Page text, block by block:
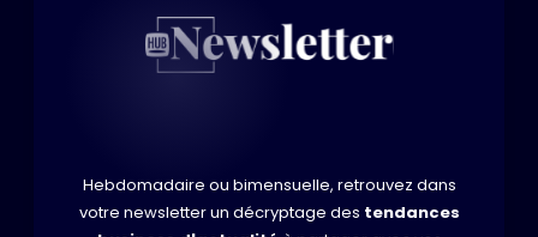
Hebdomadaire ou bimensuelle, retrouvez dans
votre newsletter un décryptage des tendances